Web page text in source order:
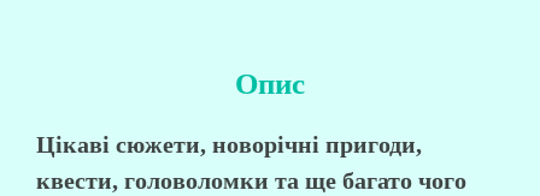
Опис
Цікаві сюжети, новорічні пригоди,
квести, головоломки та ще багато чого